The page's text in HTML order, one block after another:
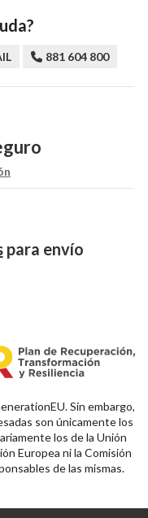
881 604 800
para envío
Sin embargo,
son únicamente los
los de la Unión
Europea ni la Comisión
de las mismas.